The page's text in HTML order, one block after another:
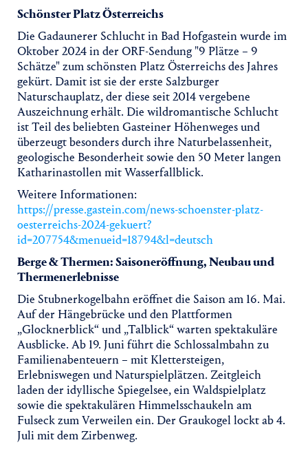
Schönster Platz Österreichs
Die Gadaunerer Schlucht in Bad Hofgastein wurde im
Oktober 2024 in der ORF-Sendung "9 Plätze – 9
Schätze" zum schönsten Platz Österreichs des Jahres
gekürt. Damit ist sie der erste Salzburger
Naturschauplatz, der diese seit 2014 vergebene
Auszeichnung erhält. Die wildromantische Schlucht
ist Teil des beliebten Gasteiner Höhenweges und
überzeugt besonders durch ihre Naturbelassenheit,
geologische Besonderheit sowie den 50 Meter langen
Katharinastollen mit Wasserfallblick.
Weitere Informationen:
https://presse.gastein.com/news-schoenster-platz-
oesterreichs-2024-gekuert?
id=207754&menueid=18794&l=deutsch
Berge & Thermen: Saisoneröffnung, Neubau und
Thermenerlebnisse
Die Stubnerkogelbahn eröffnet die Saison am 16. Mai.
Auf der Hängebrücke und den Plattformen
„Glocknerblick“ und „Talblick“ warten spektakuläre
Ausblicke. Ab 19. Juni führt die Schlossalmbahn zu
Familienabenteuern – mit Klettersteigen,
Erlebniswegen und Naturspielplätzen. Zeitgleich
laden der idyllische Spiegelsee, ein Waldspielplatz
sowie die spektakulären Himmelsschaukeln am
Fulseck zum Verweilen ein. Der Graukogel lockt ab 4.
Juli mit dem Zirbenweg.